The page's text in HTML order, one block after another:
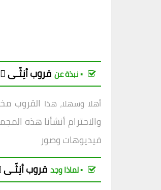
▪︎ نبذة عن قروب
أهلا وسهلا، هذا القروب
والاحترام أنشأنا هذه
فيديوهات وصور
▪︎ لماذا وجد قروب